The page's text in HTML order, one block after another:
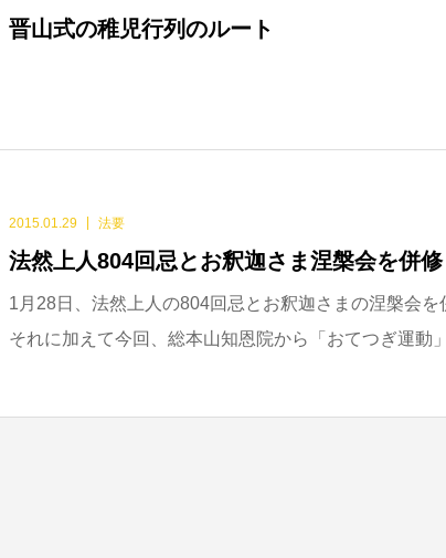
晋山式の稚児行列のルート
2015.01.29 法要
法然上人804回忌とお釈迦さま涅槃会を併修
1月28日、法然上人の804回忌とお釈迦さまの涅槃会を
それに加えて今回、総本山知恩院から「おてつぎ運動